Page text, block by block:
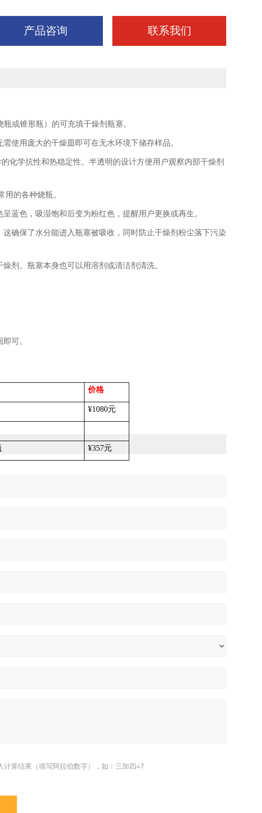
产品咨询 联系我们
或锥形瓶）的可充填干燥剂瓶塞。
使用庞大的干燥皿即可在无水环境下储存样品。
化学抗性和热稳定性。半透明的设计方便用户观察内部干燥剂
的各种烧瓶。
蓝色，吸湿饱和后变为粉红色，提醒用户更换或再生。
确保了水分能进入瓶塞被吸收，同时防止干燥剂粉尘落下污染
剂。瓶塞本身也可以用溶剂或清洁剂清洗。
可。
价格
¥1080元
¥357元
计算结果（填写阿拉伯数字），如：三加四=7